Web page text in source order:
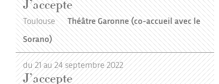
J’accepte
Toulouse
Théâtre Garonne (co-accueil avec le
Sorano)
du 21 au 24 septembre 2022
J’accepte